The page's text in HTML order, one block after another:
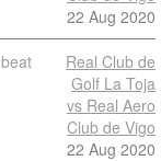
22 Aug 2020
beat
Real Club de
Golf La Toja
vs Real Aero
Club de Vigo
22 Aug 2020